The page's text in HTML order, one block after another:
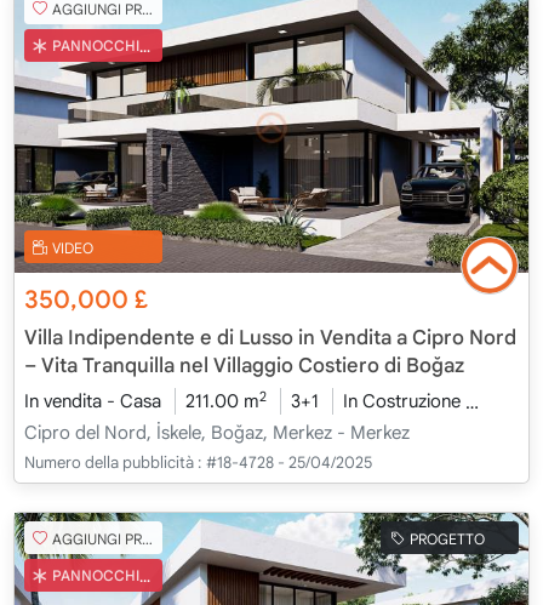
AGGIUNGI PREFERITO
PANNOCCHIA TURCA
VIDEO
350,000 £
Villa Indipendente e di Lusso in Vendita a Cipro Nord
– Vita Tranquilla nel Villaggio Costiero di Boğaz
In vendita - Casa 211.00 m2 3+1 In Costruzione
Cipro del Nord, İskele, Boğaz, Merkez - Merkez
Numero della pubblicità : #18-4728 - 25/04/2025
AGGIUNGI PREFERITO
PANNOCCHIA TURCA
PROGETTO